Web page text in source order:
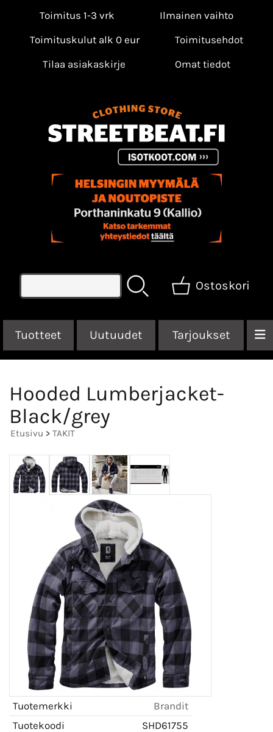
Toimitus 1-3 vrk
Ilmainen vaihto
Toimituskulut alk 0 eur
Toimitusehdot
Tilaa asiakaskirje
Omat tiedot
Ostoskori
Tuotteet Uutuudet Tarjoukset
Hooded Lumberjacket-
Black/grey
Etusivu > TAKIT
Tuotemerkki
Brandit
Tuotekoodi
SHD61755